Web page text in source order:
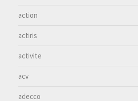
action
actiris
activite
acv
adecco